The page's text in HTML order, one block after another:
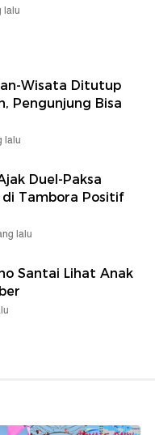
lalu
Wisata Ditutup
Pengunjung Bisa
lalu
Duel-Paksa
Tambora Positif
lalu
Santai Lihat Anak